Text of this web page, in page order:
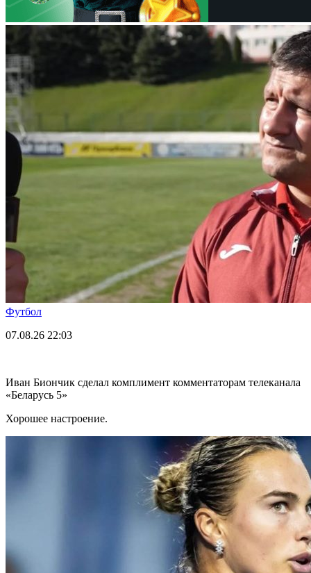
Футбол
07.08.26 22:03
Иван Биончик сделал комплимент комментаторам телеканала
«Беларусь 5»
Хорошее настроение.